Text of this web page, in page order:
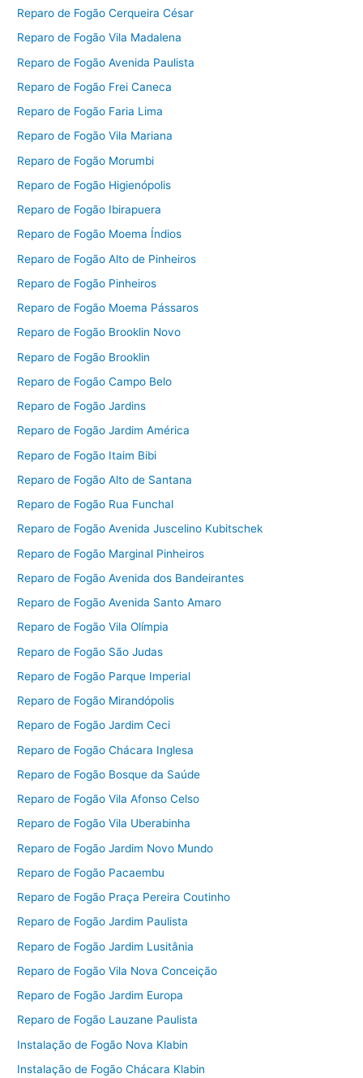
Reparo de Fogão Cerqueira César
Reparo de Fogão Vila Madalena
Reparo de Fogão Avenida Paulista
Reparo de Fogão Frei Caneca
Reparo de Fogão Faria Lima
Reparo de Fogão Vila Mariana
Reparo de Fogão Morumbi
Reparo de Fogão Higienópolis
Reparo de Fogão Ibirapuera
Reparo de Fogão Moema Índios
Reparo de Fogão Alto de Pinheiros
Reparo de Fogão Pinheiros
Reparo de Fogão Moema Pássaros
Reparo de Fogão Brooklin Novo
Reparo de Fogão Brooklin
Reparo de Fogão Campo Belo
Reparo de Fogão Jardins
Reparo de Fogão Jardim América
Reparo de Fogão Itaim Bibi
Reparo de Fogão Alto de Santana
Reparo de Fogão Rua Funchal
Reparo de Fogão Avenida Juscelino Kubitschek
Reparo de Fogão Marginal Pinheiros
Reparo de Fogão Avenida dos Bandeirantes
Reparo de Fogão Avenida Santo Amaro
Reparo de Fogão Vila Olímpia
Reparo de Fogão São Judas
Reparo de Fogão Parque Imperial
Reparo de Fogão Mirandópolis
Reparo de Fogão Jardim Ceci
Reparo de Fogão Chácara Inglesa
Reparo de Fogão Bosque da Saúde
Reparo de Fogão Vila Afonso Celso
Reparo de Fogão Vila Uberabinha
Reparo de Fogão Jardim Novo Mundo
Reparo de Fogão Pacaembu
Reparo de Fogão Praça Pereira Coutinho
Reparo de Fogão Jardim Paulista
Reparo de Fogão Jardim Lusitânia
Reparo de Fogão Vila Nova Conceição
Reparo de Fogão Jardim Europa
Reparo de Fogão Lauzane Paulista
Instalação de Fogão Nova Klabin
Instalação de Fogão Chácara Klabin